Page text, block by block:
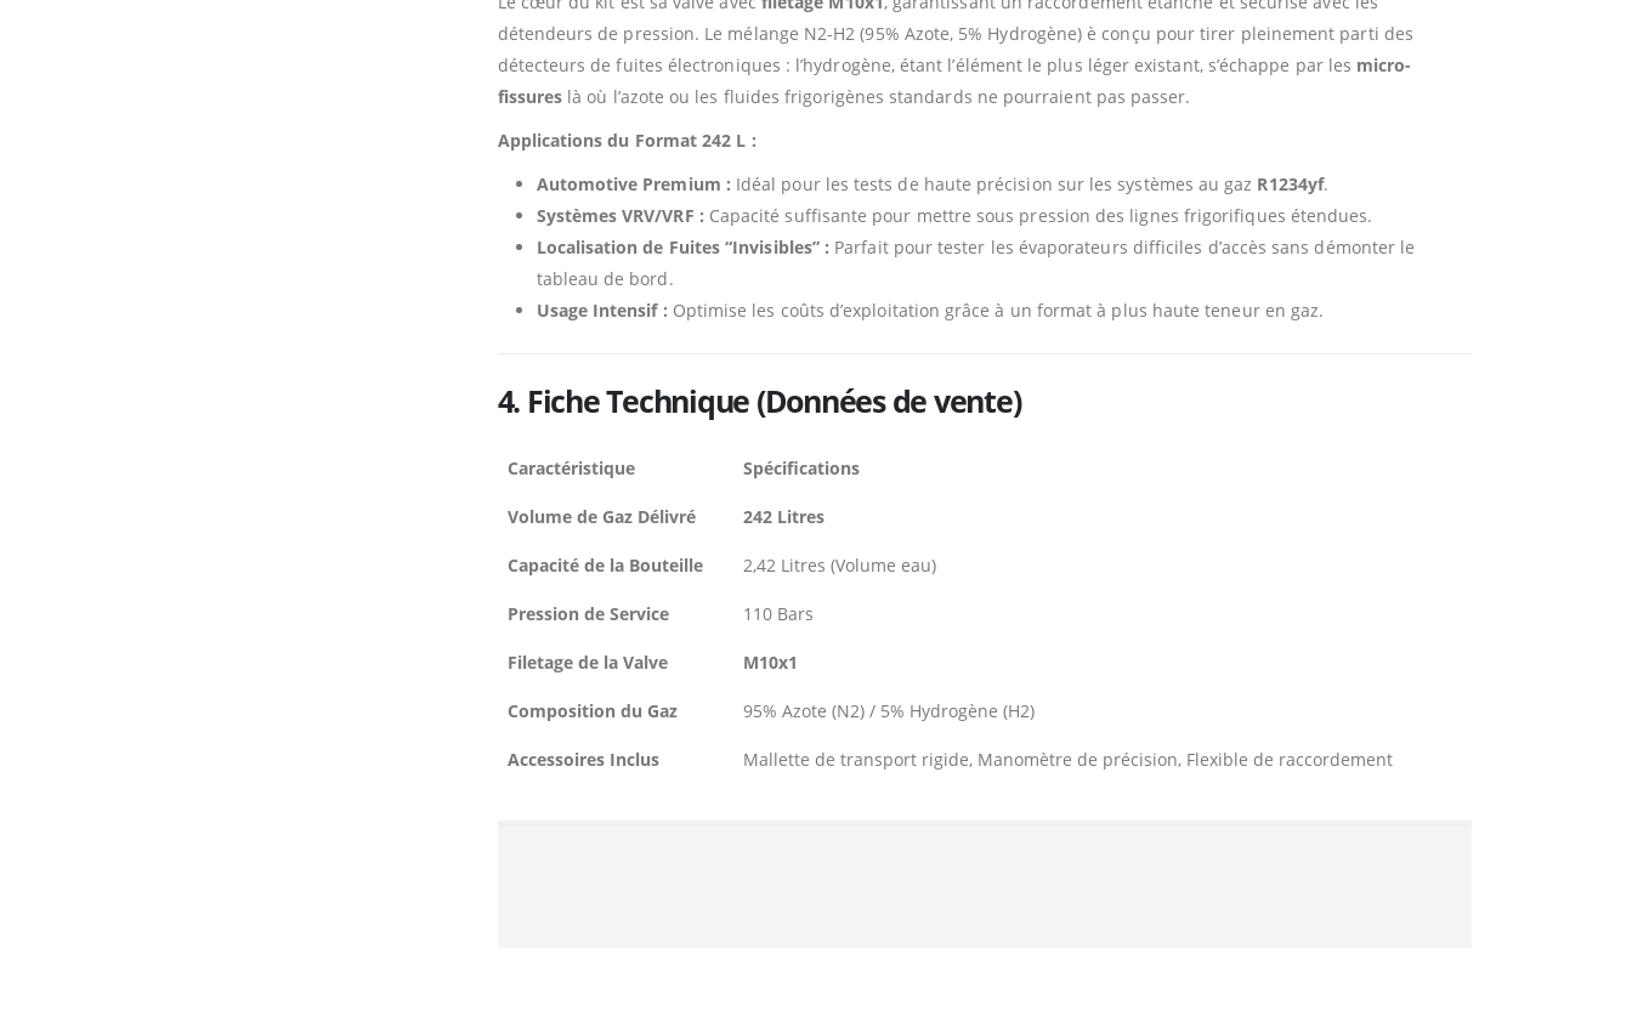
détendeurs de pression. Le mélange N2-H2 (95% Azote, 5% Hydrogène) è conçu pour tirer pleinement parti des
détecteurs de fuites électroniques : l’hydrogène, étant l’élément le plus léger existant, s’échappe par les micro-
fissures là où l’azote ou les fluides frigorigènes standards ne pourraient pas passer.
Applications du Format 242 L :
Automotive Premium : Idéal pour les tests de haute précision sur les systèmes au gaz R1234yf.
Systèmes VRV/VRF : Capacité suffisante pour mettre sous pression des lignes frigorifiques étendues.
Localisation de Fuites “Invisibles” : Parfait pour tester les évaporateurs difficiles d’accès sans démonter le
tableau de bord.
Usage Intensif : Optimise les coûts d’exploitation grâce à un format à plus haute teneur en gaz.
4. Fiche Technique (Données de vente)
Caractéristique Spécifications
Volume de Gaz Délivré 242 Litres
Capacité de la Bouteille 2,42 Litres (Volume eau)
Pression de Service 110 Bars
Filetage de la Valve M10x1
Composition du Gaz 95% Azote (N2) / 5% Hydrogène (H2)
Accessoires Inclus Mallette de transport rigide, Manomètre de précision, Flexible de raccordement